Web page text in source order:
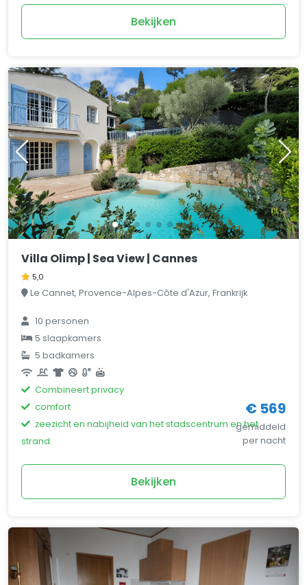
Bekijken
Villa Olimp | Sea View | Cannes
5,0
Le Cannet, Provence-Alpes-Côte d'Azur, Frankrijk
10 personen
5 slaapkamers
5 badkamers
Combineert privacy
comfort
zeezicht en nabijheid van het stadscentrum en het
strand.
€ 569
gemiddeld
per nacht
Bekijken